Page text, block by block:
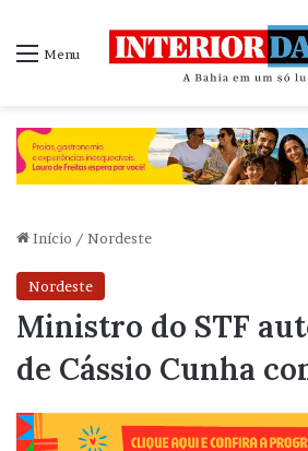
Menu
Início / Nordeste
Nordeste
Ministro do STF
de Cássio Cunha